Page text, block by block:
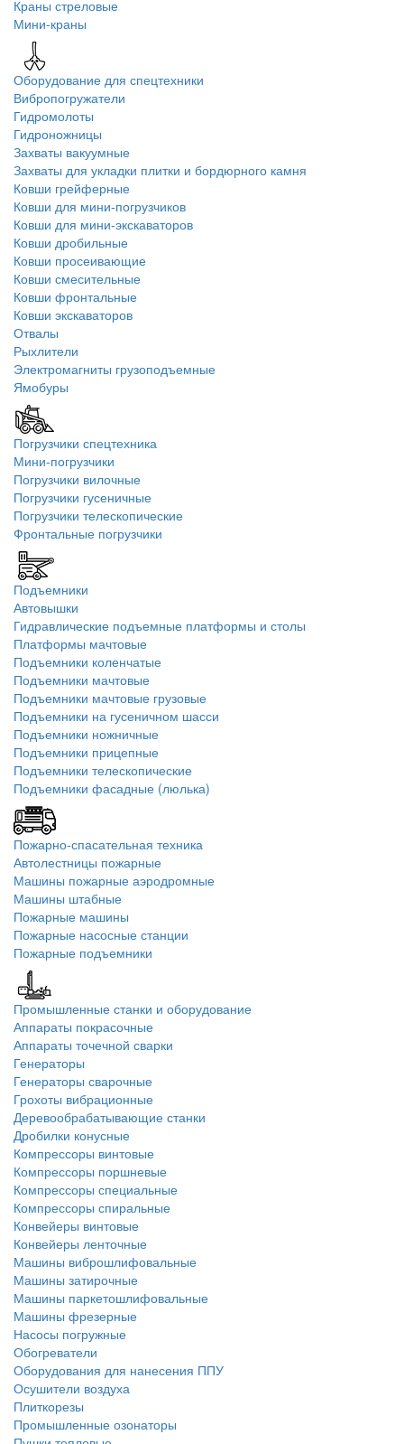
Краны стреловые
Мини-краны
Оборудование для спецтехники
Вибропогружатели
Гидромолоты
Гидроножницы
Захваты вакуумные
Захваты для укладки плитки и бордюрного камня
Ковши грейферные
Ковши для мини-погрузчиков
Ковши для мини-экскаваторов
Ковши дробильные
Ковши просеивающие
Ковши смесительные
Ковши фронтальные
Ковши экскаваторов
Отвалы
Рыхлители
Электромагниты грузоподъемные
Ямобуры
Погрузчики спецтехника
Мини-погрузчики
Погрузчики вилочные
Погрузчики гусеничные
Погрузчики телескопические
Фронтальные погрузчики
Подъемники
Автовышки
Гидравлические подъемные платформы и столы
Платформы мачтовые
Подъемники коленчатые
Подъемники мачтовые
Подъемники мачтовые грузовые
Подъемники на гусеничном шасси
Подъемники ножничные
Подъемники прицепные
Подъемники телескопические
Подъемники фасадные (люлька)
Пожарно-спасательная техника
Автолестницы пожарные
Машины пожарные аэродромные
Машины штабные
Пожарные машины
Пожарные насосные станции
Пожарные подъемники
Промышленные станки и оборудование
Аппараты покрасочные
Аппараты точечной сварки
Генераторы
Генераторы сварочные
Грохоты вибрационные
Деревообрабатывающие станки
Дробилки конусные
Компрессоры винтовые
Компрессоры поршневые
Компрессоры специальные
Компрессоры спиральные
Конвейеры винтовые
Конвейеры ленточные
Машины виброшлифовальные
Машины затирочные
Машины паркетошлифовальные
Машины фрезерные
Насосы погружные
Обогреватели
Оборудования для нанесения ППУ
Осушители воздуха
Плиткорезы
Промышленные озонаторы